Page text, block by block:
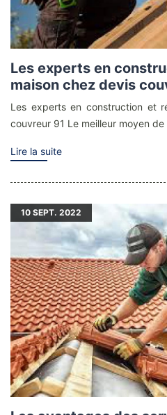
Les experts en
maison chez devis
Les experts en construction et
couvreur 91 Le meilleur moyen de
Lire la suite
10 SEPT. 2022